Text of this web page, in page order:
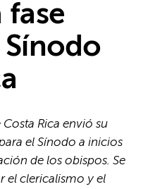
fase
Rica envió su
el Sínodo a inicios
de los obispos. Se
el clericalismo y el